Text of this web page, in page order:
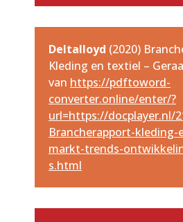
Deltalloyd (2020)
Kleding en textiel –
van https://pdftoword-
converter.online/enter/?
url=https://docplayer.nl/
Brancherapport-
markt-trends-
s.html